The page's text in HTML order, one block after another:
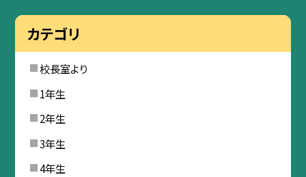
カテゴリ
校長室より
1年生
2年生
3年生
4年生